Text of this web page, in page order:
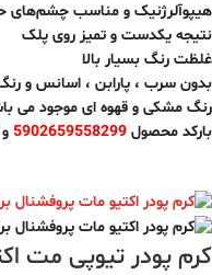
هیپوآلرژنیک و مناسب
نتیجه یکدست و تمیز روی پلک
غلظت رنگ بسیار بالا
بدون سرب ، پارابن ، اسانس و
رنگ مشکی و قهوه ای موجود می
بارکد محصول 5902659558299 و
کرم پودر تیوپی مت